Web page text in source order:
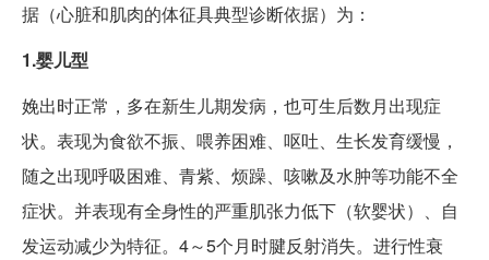
据（心脏和肌肉的体征具典型诊断依据）为：
1.婴儿型
娩出时正常，多在新生儿期发病，也可生后数月出现症
状。表现为食欲不振、喂养困难、呕吐、生长发育缓慢，
随之出现呼吸困难、青紫、烦躁、咳嗽及水肿等功能不全
症状。并表现有全身性的严重肌张力低下（软婴状）、自
发运动减少为特征。4～5个月时腱反射消失。进行性衰